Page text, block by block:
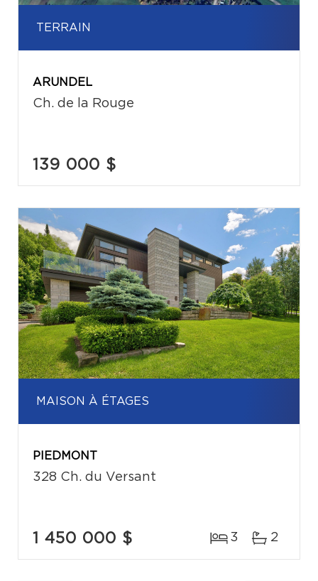
TERRAIN
ARUNDEL
Ch. de la Rouge
139 000 $
MAISON À ÉTAGES
PIEDMONT
328 Ch. du Versant
1 450 000 $ 3 2